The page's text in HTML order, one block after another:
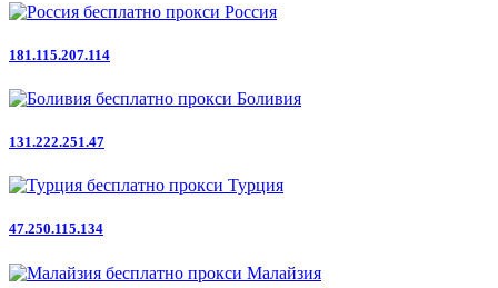
Россия
181.115.207.114
Боливия
131.222.251.47
Турция
47.250.115.134
Малайзия